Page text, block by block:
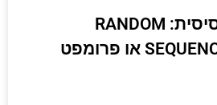
אבטחת LLM בסיסית: RANDOM
SEQUENCE ENCLOSURE או פרומפט